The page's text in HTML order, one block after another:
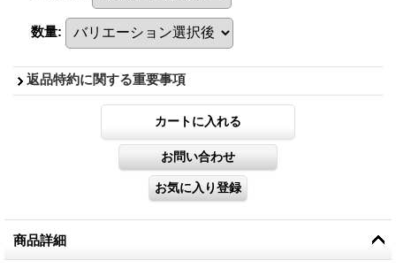
数量:
返品特約に関する重要事項
商品詳細